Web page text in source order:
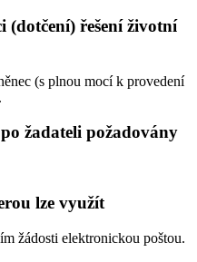
(dotčení) řešení životní
(s plnou mocí k provedení
žadateli požadovány
lze využít
žádosti elektronickou poštou.